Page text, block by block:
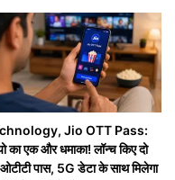
Jio OTT Pass:
का एक और धमाका! लॉन्च किए दो
पास, 5G डेटा के साथ मिलेगा